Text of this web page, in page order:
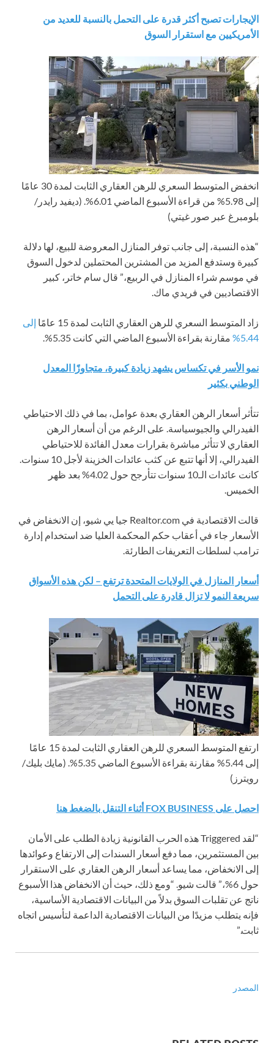
الإيجارات تصبح أكثر قدرة على التحمل بالنسبة للعديد من
الأمريكيين مع استقرار السوق
انخفض المتوسط ​​السعري للرهن العقاري الثابت لمدة 30 عامًا
إلى 5.98% من قراءة الأسبوع الماضي 6.01%.
(ديفيد رايدر/
بلومبرغ عبر صور غيتي)
“هذه النسبة، إلى جانب توفر المنازل المعروضة للبيع، لها دلالة
كبيرة وستدفع المزيد من المشترين المحتملين لدخول السوق
في موسم شراء المنازل في الربيع،” قال سام خاتر، كبير
الاقتصاديين في فريدي ماك.
زاد المتوسط ​​السعري للرهن العقاري الثابت لمدة 15 عامًا
إلى
5.44%
مقارنة بقراءة الأسبوع الماضي التي كانت 5.35%.
نمو الأسر في تكساس يشهد زيادة كبيرة، متجاوزًا المعدل
الوطني بكثير
تتأثر أسعار الرهن العقاري بعدة عوامل، بما في ذلك الاحتياطي
الفيدرالي والجيوسياسة. على الرغم من أن أسعار الرهن
العقاري لا تتأثر مباشرة بقرارات معدل الفائدة للاحتياطي
الفيدرالي، إلا أنها تتبع عن كثب عائدات الخزينة لأجل 10 سنوات.
كانت عائدات الـ10 سنوات تتأرجح حول 4.02% بعد ظهر
الخميس.
قالت الاقتصادية في Realtor.com جيا يي شيو، إن الانخفاض في
الأسعار جاء في أعقاب حكم المحكمة العليا ضد استخدام إدارة
ترامب لسلطات التعريفات الطارئة.
أسعار المنازل في الولايات المتحدة ترتفع – لكن هذه الأسواق
سريعة النمو لا تزال قادرة على التحمل
ارتفع المتوسط ​​السعري للرهن العقاري الثابت لمدة 15 عامًا
إلى 5.44% مقارنة بقراءة الأسبوع الماضي 5.35%.
(مايك بليك/
رويترز)
احصل على FOX BUSINESS أثناء التنقل بالضغط هنا
“لقد Triggered هذه الحرب القانونية زيادة الطلب على الأمان
بين المستثمرين، مما دفع أسعار السندات إلى الارتفاع وعوائدها
إلى الانخفاض، مما يساعد أسعار الرهن العقاري على الاستقرار
حول 6%،” قالت شيو. “ومع ذلك، حيث أن الانخفاض هذا الأسبوع
ناتج عن تقلبات السوق بدلاً من البيانات الاقتصادية الأساسية،
فإنه يتطلب مزيدًا من البيانات الاقتصادية الداعمة لتأسيس اتجاه
ثابت.”
المصدر